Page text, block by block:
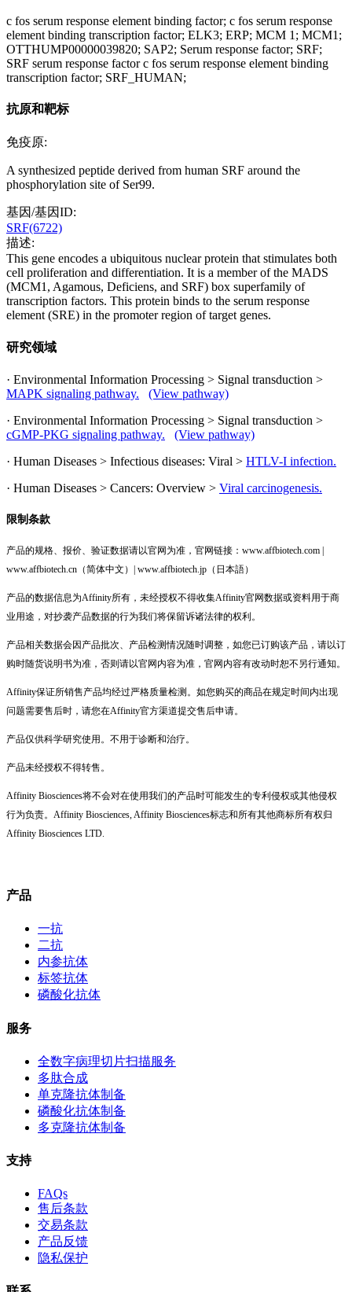
c fos serum response element binding factor; c fos serum response
element binding transcription factor; ELK3; ERP; MCM 1; MCM1;
OTTHUMP00000039820; SAP2; Serum response factor; SRF;
SRF serum response factor c fos serum response element binding
transcription factor; SRF_HUMAN;
抗原和靶标
免疫原:
A synthesized peptide derived from human SRF around the
phosphorylation site of Ser99.
基因/基因ID:
SRF(6722)
描述:
This gene encodes a ubiquitous nuclear protein that stimulates both
cell proliferation and differentiation. It is a member of the MADS
(MCM1, Agamous, Deficiens, and SRF) box superfamily of
transcription factors. This protein binds to the serum response
element (SRE) in the promoter region of target genes.
研究领域
· Environmental Information Processing > Signal transduction >
MAPK signaling pathway.
(View pathway)
· Environmental Information Processing > Signal transduction >
cGMP-PKG signaling pathway.
(View pathway)
· Human Diseases > Infectious diseases: Viral > HTLV-I infection.
· Human Diseases > Cancers: Overview > Viral carcinogenesis.
限制条款
产品的规格、报价、验证数据请以官网为准，官网链接：www.affbiotech.com |
www.affbiotech.cn（简体中文）| www.affbiotech.jp（日本語）
产品的数据信息为Affinity所有，未经授权不得收集Affinity官网数据或资料用于商
业用途，对抄袭产品数据的行为我们将保留诉诸法律的权利。
产品相关数据会因产品批次、产品检测情况随时调整，如您已订购该产品，请以订
购时随货说明书为准，否则请以官网内容为准，官网内容有改动时恕不另行通知。
Affinity保证所销售产品均经过严格质量检测。如您购买的商品在规定时间内出现
问题需要售后时，请您在Affinity官方渠道提交售后申请。
产品仅供科学研究使用。不用于诊断和治疗。
产品未经授权不得转售。
Affinity Biosciences将不会对在使用我们的产品时可能发生的专利侵权或其他侵权
行为负责。Affinity Biosciences, Affinity Biosciences标志和所有其他商标所有权归
Affinity Biosciences LTD.
产品
一抗
二抗
内参抗体
标签抗体
磷酸化抗体
服务
全数字病理切片扫描服务
多肽合成
单克隆抗体制备
磷酸化抗体制备
多克隆抗体制备
支持
FAQs
售后条款
交易条款
产品反馈
隐私保护